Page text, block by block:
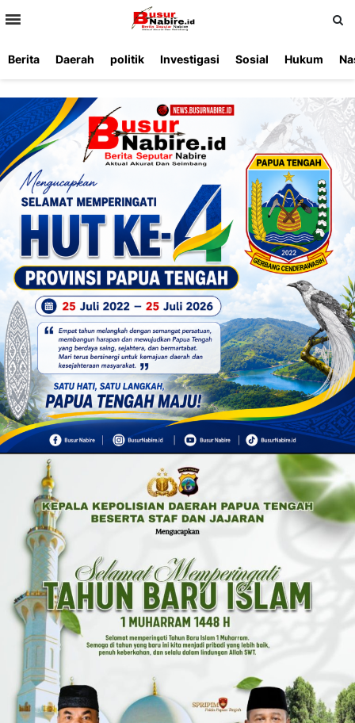
Berita Daerah politik Investigasi Sosial Hukum